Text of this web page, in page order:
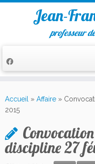
au
contenu
Jean-
professeur
Accueil » Affaire »
2015
discipline 27